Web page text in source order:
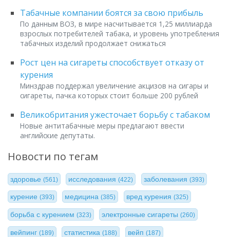
Табачные компании боятся за свою прибыль
По данным ВОЗ, в мире насчитывается 1,25 миллиарда
взрослых потребителей табака, и уровень употребления
табачных изделий продолжает снижаться
Рост цен на сигареты способствует отказу от
курения
Минздрав поддержал увеличение акцизов на сигары и
сигареты, пачка которых стоит больше 200 рублей
Великобритания ужесточает борьбу с табаком
Новые антитабачные меры предлагают ввести
английские депутаты.
Новости по тегам
здоровье (561) исследования(422) заболевания (393)
курение (393) медицина(385) вред курения (325)
борьба с курением (323) электронные сигареты(260)
вейпинг (189) статистика(188) вейп (187)